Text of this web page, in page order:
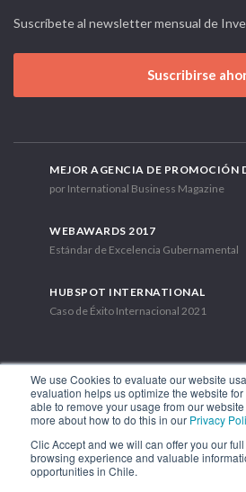
We use Cookies to evaluate our website
evaluation helps us optimize the website
able to remove your usage from our
more about how to do this in our Privacy
Clic Accept and we will can offer you our
browsing experience and valuable
opportunities in Chile.
Suscríbete al newsletter mensual de
Suscribirse
MEJOR AGENCIA DE PROMOCIÓN
por International Business Magazine
WEBAWARDS 2017
Estándar de Excelencia Gubernamental
HUBSPOT INTERNATIONAL
Caso de Éxito Internacional 2021
Av. Libertador Bernardo O'Higgins 1449,
Teléfono: (56-2)
SÍGUENOS